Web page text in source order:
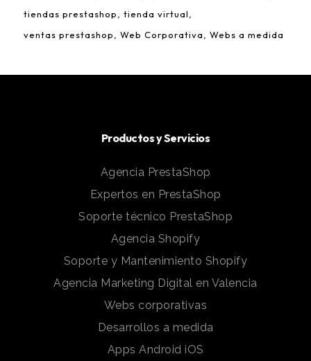
tiendas prestashop
tienda virtual
ventas prestashop
Web Corporativa Webs a medida
Productos y Servicios
Agencia PrestaShop
Expertos en PrestaShop
Soporte técnico PrestaShop
Agencia Shopify
Soporte y Mantenimiento Shopify
Agencia Marketing Digital en Valencia
Webs corporativas
Desarrollos a medida
Apps Android iOS